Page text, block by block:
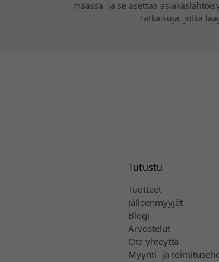
maassa, ja se asettaa
ratkaisuja, jotka
Tutustu
Tuotteet
Jälleenmyyjät
Blogi
Arvostelut
Ota yhteyttä
Myynti- ja